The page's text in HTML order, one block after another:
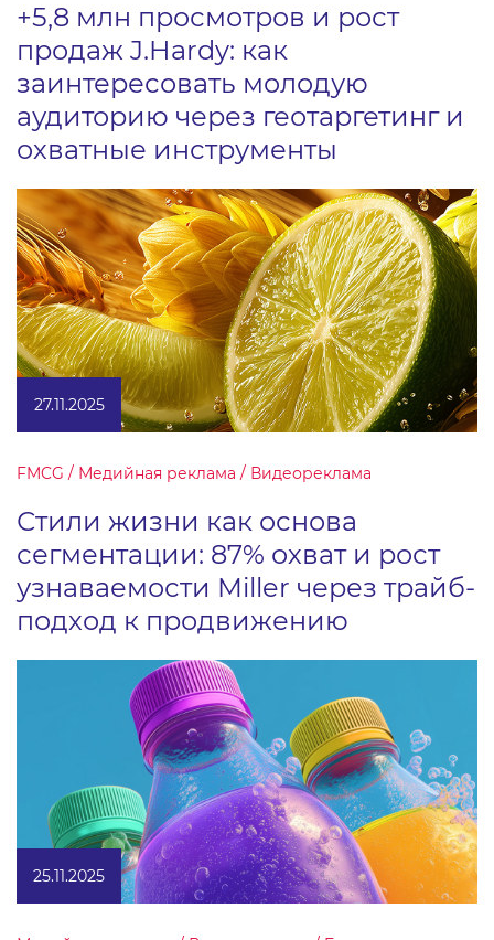
+5,8 млн просмотров и рост
продаж J.Hardy: как
заинтересовать молодую
аудиторию через геотаргетинг и
охватные инструменты
27.11.2025
FMCG / Медийная реклама / Видеореклама
Стили жизни как основа
сегментации: 87% охват и рост
узнаваемости Miller через трайб-
подход к продвижению
25.11.2025